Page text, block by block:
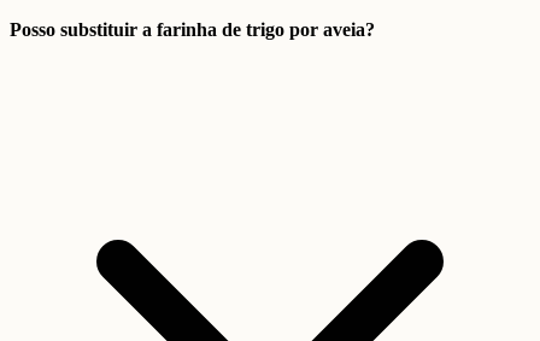
Posso substituir a farinha de trigo por aveia?